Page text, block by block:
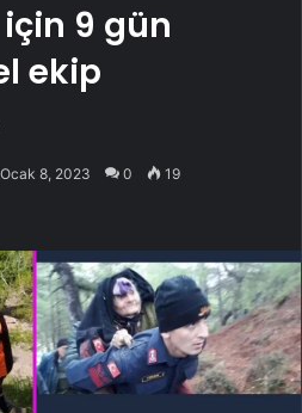
için 9 gün
ekip
Ocak 8, 2023 0 19